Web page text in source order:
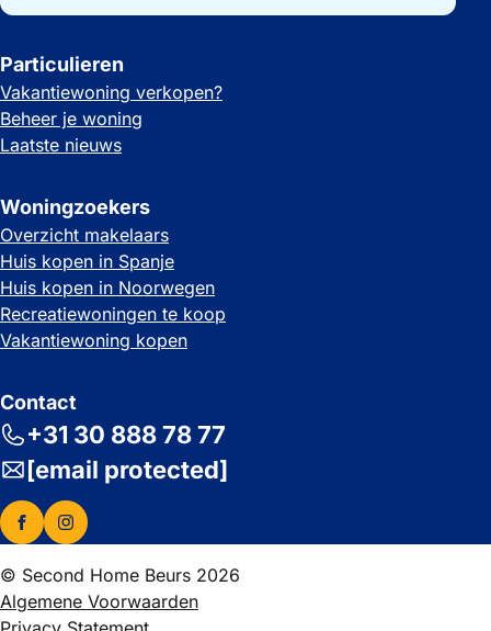
Particulieren
Vakantiewoning verkopen?
Beheer je woning
Laatste nieuws
Woningzoekers
Overzicht makelaars
Huis kopen in Spanje
Huis kopen in Noorwegen
Recreatiewoningen te koop
Vakantiewoning kopen
Contact
+31 30 888 78 77
[email protected]
© Second Home Beurs 2026
Algemene Voorwaarden